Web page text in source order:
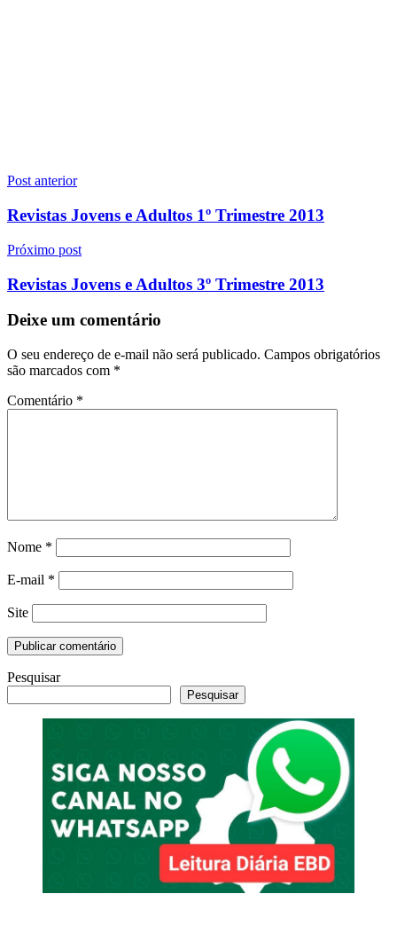
Navegação
de
Post anterior
Revistas Jovens e Adultos 1º Trimestre 2013
Próximo post
Revistas Jovens e Adultos 3º Trimestre 2013
Deixe um comentário
O seu endereço de e-mail não será publicado. Campos obrigatórios
são marcados com *
Comentário *
Nome *
E-mail *
Site
Pesquisar
Pesquisar